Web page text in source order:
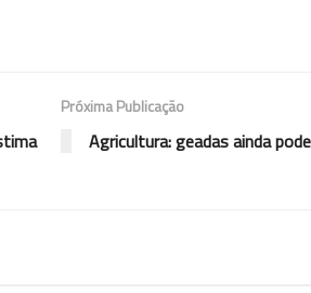
Próxima Publicação
Agricultura: geadas ainda